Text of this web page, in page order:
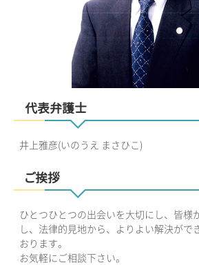
代表弁護士
井上雅彦(いのうえ まさひこ)
ご挨拶
ひとつひとつの出会いを大切にし、皆様
し、法律的見地から、よりよい解決がで
おります。
お気軽にご相談下さい。